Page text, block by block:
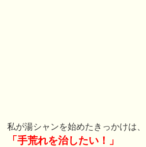
私が湯シャンを始めたきっかけは、
「手荒れを治したい！」